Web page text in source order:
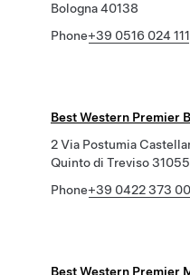
Bologna 40138
Phone+39 0516 024 111
Best Western Premier
2 Via Postumia
Quinto di Treviso 31055
Phone+39 0422 373
Best Western Premier